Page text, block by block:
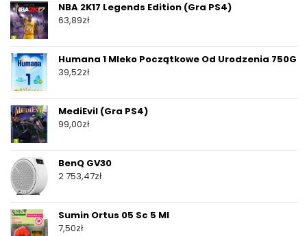
NBA 2K17 Legends Edition (Gra PS4)
63,89zł
Humana 1 Mleko Początkowe Od Urodzenia 750G
39,52zł
MediEvil (Gra PS4)
99,00zł
BenQ GV30
2 753,47zł
Sumin Ortus 05 Sc 5 Ml
7,50zł